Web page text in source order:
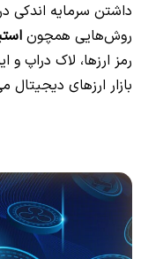
داشتن سرمایه اندکی
روش‌هایی همچون
رمز ارزها، لاک دراپ
بازار ارزهای دیجیتال